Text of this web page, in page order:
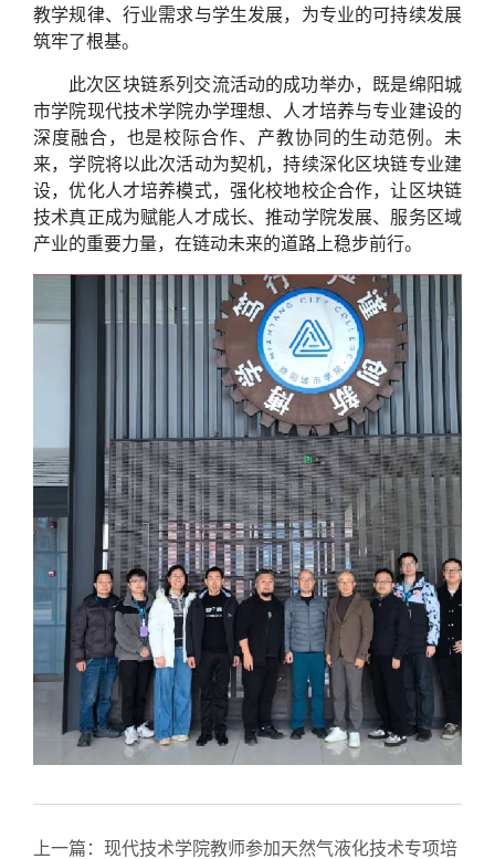
教学规律、行业需求与学生发展，为专业的可持续发展
筑牢了根基。
此次区块链系列交流活动的成功举办，既是绵阳城
市学院现代技术学院办学理想、人才培养与专业建设的
深度融合，也是校际合作、产教协同的生动范例。未
来，学院将以此次活动为契机，持续深化区块链专业建
设，优化人才培养模式，强化校地校企合作，让区块链
技术真正成为赋能人才成长、推动学院发展、服务区域
产业的重要力量，在链动未来的道路上稳步前行。
上一篇： 现代技术学院教师参加天然气液化技术专项培